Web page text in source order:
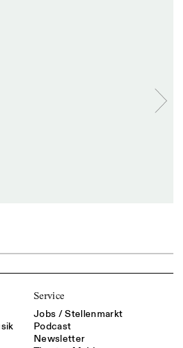
Service
Jobs / Stellenmarkt
Podcast
Newsletter